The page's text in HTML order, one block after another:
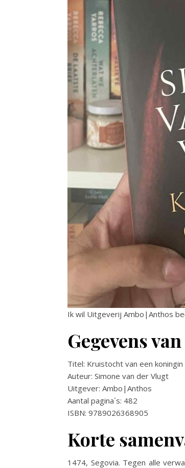
Ik wil Uitgeverij Ambo|Anthos
Gegevens
Titel: Kruistocht van een koningin
Auteur: Simone van der Vlugt
Uitgever: Ambo|Anthos
Aantal pagina´s: 482
ISBN: 9789026368905
Korte
1474, Segovia. Tegen alle